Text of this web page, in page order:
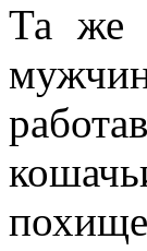
Та же